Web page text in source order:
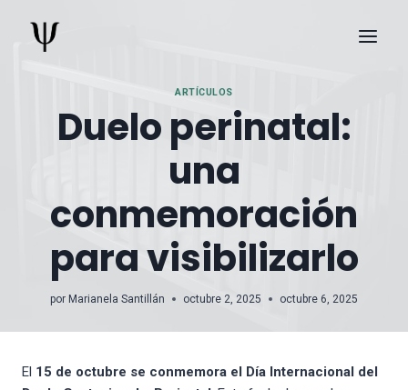
content
ARTÍCULOS
Duelo perinatal:
una
conmemoración
para visibilizarlo
por Marianela Santillán octubre 2, 2025 octubre 6, 2025
El 15 de octubre se conmemora el Día Internacional del